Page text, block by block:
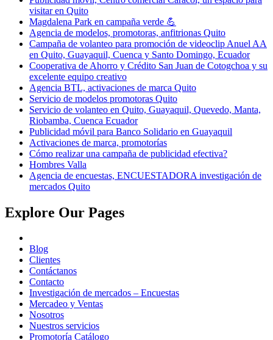
visitar en Quito
Magdalena Park en campaña verde 💪
Agencia de modelos, promotoras, anfitrionas Quito
Campaña de volanteo para promoción de videoclip Anuel AA
en Quito, Guayaquil, Cuenca y Santo Domingo, Ecuador
Cooperativa de Ahorro y Crédito San Juan de Cotogchoa y su
excelente equipo creativo
Agencia BTL, activaciones de marca Quito
Servicio de modelos promotoras Quito
Servicio de volanteo en Quito, Guayaquil, Quevedo, Manta,
Riobamba, Cuenca Ecuador
Publicidad móvil para Banco Solidario en Guayaquil
Activaciones de marca, promotorías
Cómo realizar una campaña de publicidad efectiva?
Hombres Valla
Agencia de encuestas, ENCUESTADORA investigación de
mercados Quito
Explore Our Pages
Blog
Clientes
Contáctanos
Contacto
Investigación de mercados – Encuestas
Mercadeo y Ventas
Nosotros
Nuestros servicios
Promotoría Catálogo